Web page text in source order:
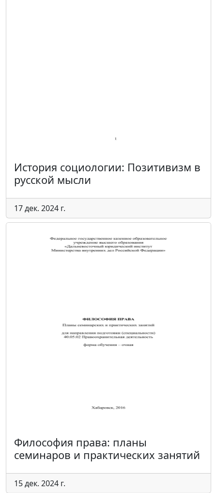
История социологии: Позитивизм в
русской мысли
17 дек. 2024 г.
Философия права: планы
семинаров и практических занятий
15 дек. 2024 г.